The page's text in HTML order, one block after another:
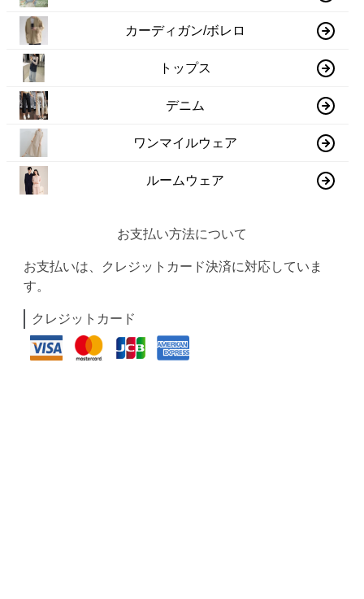
カーディガン/ボレロ
トップス
デニム
ワンマイルウェア
ルームウェア
お支払い方法について
お支払いは、クレジットカード決済に対応していま
す。
クレジットカード